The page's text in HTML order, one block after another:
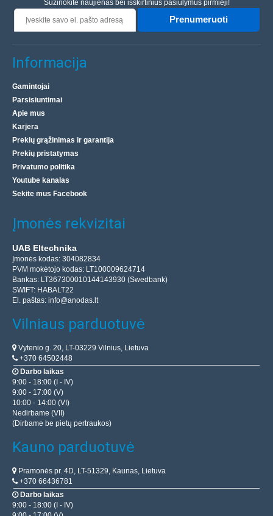
Sužinokite naujienas bei išskirtinius pasiūlymus pirmieji!
Prenumeruoti
Informacija
Gamintojai
Parsisiuntimai
Apie mus
Karjera
Prekių grąžinimas ir garantija
Prekių pristatymas
Privatumo politika
Youtube kanalas
Sekite mus Facebook
Įmonės rekvizitai
UAB Eltechnika
Įmonės kodas: 304082834
PVM mokėtojo kodas: LT100009624714
Bankas: LT367300010144143930 (Swedbank)
SWIFT: HABALT22
El. paštas: info@anodas.lt
Vilniaus parduotuvė
Vytenio g. 20, LT-03229 Vilnius, Lietuva
+370 64502448
Darbo laikas
9:00 - 18:00 (I - IV)
9:00 - 17:00 (V)
10:00 - 14:00 (VI)
Nedirbame (VII)
(Dirbame be pietų pertraukos)
Kauno parduotuvė
Pramonės pr. 4D, LT-51329, Kaunas, Lietuva
+370 66436781
Darbo laikas
9:00 - 18:00 (I - IV)